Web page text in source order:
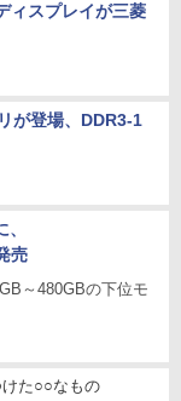
ィスプレイが三菱
が登場、DDR3-1
売
～480GBの下位モ
た○○なもの